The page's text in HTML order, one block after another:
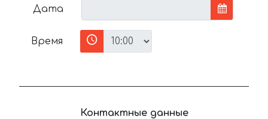
Дата
Время
Контактные данные